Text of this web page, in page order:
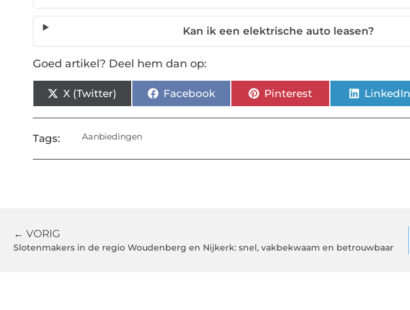
Kan ik een elektrische auto leasen?
Goed artikel? Deel hem dan op:
X (Twitter) Facebook Pinterest LinkedIn
Tags: Aanbiedingen
← VORIG
Slotenmakers in de regio Woudenberg en Nijkerk: snel, vakbekwaam en betrouwbaar